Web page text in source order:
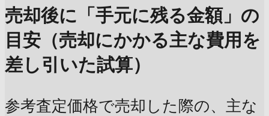
売却後に「手元に残る金額」の
目安（売却にかかる主な費用を
差し引いた試算）
参考査定価格で売却した際の、主な